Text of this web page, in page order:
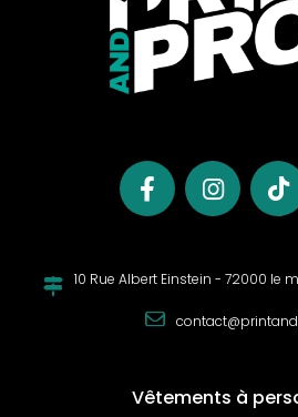
antistatiques ESD assurent une
ainsi que pour les composants
manipulés par celui-ci. Elles
sont **résistantes aux
10 Rue Albert Einstein - 72000 le
Vêtements à